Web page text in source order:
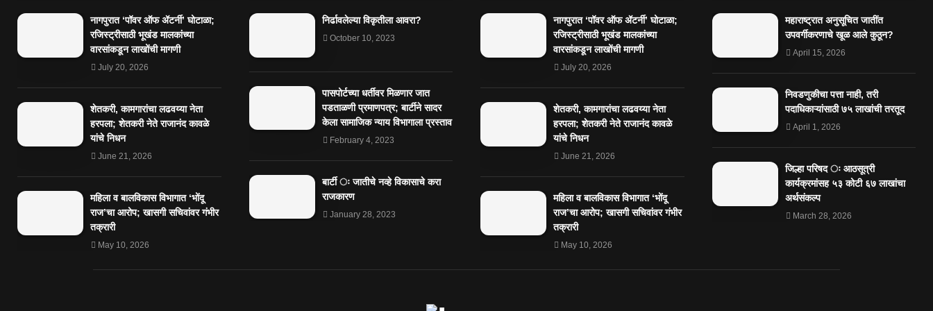
नागपुरात ‘पॉवर ऑफ ॲटर्नी’ घोटाळा;
रजिस्ट्रीसाठी भूखंड मालकांच्या
वारसांकडून लाखोंची मागणी
July 20, 2026
शेतकरी, कामगारांचा लढवय्या नेता
हरपला; शेतकरी नेते राजानंद कावळे
यांचे निधन
June 21, 2026
महिला व बालविकास विभागात ‘भोंदू
राज’चा आरोप; खासगी सचिवांवर गंभीर
तक्रारी
May 10, 2026
निर्ढावलेल्या विकृतीला आवरा?
October 10, 2023
पासपोर्टच्या धर्तीवर मिळणार जात
पडताळणी प्रमाणपत्र; बार्टीने सादर
केला सामाजिक न्याय विभागाला प्रस्ताव
February 4, 2023
बार्टी ः जातीचे नव्हे विकासाचे करा
राजकारण
January 28, 2023
नागपुरात ‘पॉवर ऑफ ॲटर्नी’ घोटाळा;
रजिस्ट्रीसाठी भूखंड मालकांच्या
वारसांकडून लाखोंची मागणी
July 20, 2026
शेतकरी, कामगारांचा लढवय्या नेता
हरपला; शेतकरी नेते राजानंद कावळे
यांचे निधन
June 21, 2026
महिला व बालविकास विभागात ‘भोंदू
राज’चा आरोप; खासगी सचिवांवर गंभीर
तक्रारी
May 10, 2026
महाराष्ट्रात अनुसूचित जातींत
उपवर्गीकरणाचे खूळ आले कुठून?
April 15, 2026
निवडणुकीचा पत्ता नाही, तरी
पदाधिकाऱ्यांसाठी ७५ लाखांची तरतूद
April 1, 2026
जिल्हा परिषद ः आठसूत्री
कार्यक्रमांसह ५३ कोटी ६७ लाखांचा
अर्थसंकल्प
March 28, 2026